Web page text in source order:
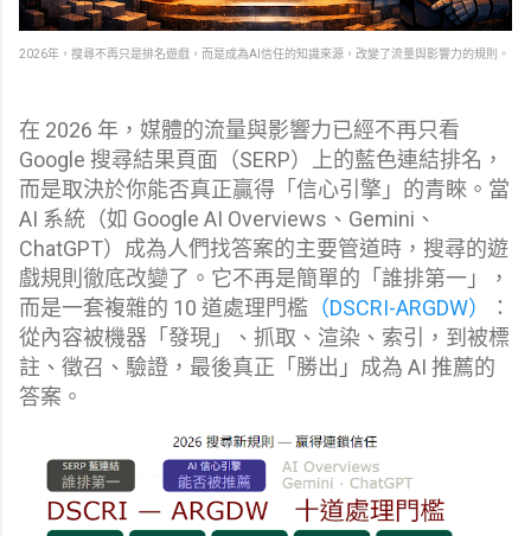
2026年，搜尋不再只是排名遊戲，而是成為AI信任的知識來源，改變了流量與影響力的規則。
在 2026 年，媒體的流量與影響力已經不再只看
Google 搜尋結果頁面（SERP）上的藍色連結排名，
而是取決於你能否真正贏得「信心引擎」的青睞。當
AI 系統（如 Google AI Overviews、Gemini、
ChatGPT）成為人們找答案的主要管道時，搜尋的遊
戲規則徹底改變了。它不再是簡單的「誰排第一」，
而是一套複雜的 10 道處理門檻 （DSCRI-ARGDW）
：
從內容被機器「發現」、抓取、渲染、索引，到被標
註、徵召、驗證，最後真正「勝出」成為 AI 推薦的
答案。